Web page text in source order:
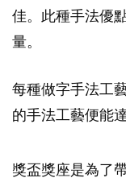
佳。此種手法優
量。
每種做字手法工
的手法工藝便能
獎盃獎座是為了